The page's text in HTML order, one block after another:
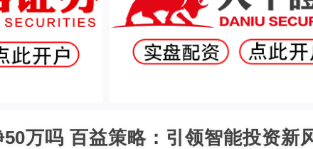
万吗 百益策略：引领智能投资新